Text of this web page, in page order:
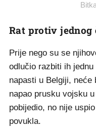
Rat protiv jednog
Prije nego su se
odlučio razbiti ih
napasti u Belgiji, neće
napao prusku vojsku
pobijedio, no nije
povukla.